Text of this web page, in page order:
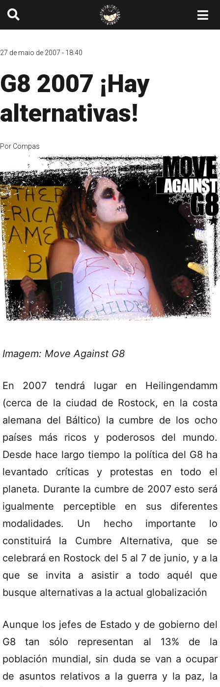
27 de maio de 2007 - 18:40
G8 2007 ¡Hay
alternativas!
Por Compas
Imagem: Move Against G8
En 2007 tendrá lugar en Heilingendamm
(cerca de la ciudad de Rostock, en la costa
alemana del Báltico) la cumbre de los ocho
países más ricos y poderosos del mundo.
Desde hace largo tiempo la política del G8 ha
levantado críticas y protestas en todo el
planeta. Durante la cumbre de 2007 esto será
igualmente perceptible en sus diferentes
modalidades. Un hecho importante lo
constituirá la Cumbre Alternativa, que se
celebrará en Rostock del 5 al 7 de junio, y a la
que se invita a asistir a todo aquél que
busque alternativas a la actual globalización
Aunque los jefes de Estado y de gobierno del
G8 tan sólo representan al 13% de la
población mundial, sin duda se van a ocupar
de asuntos relativos a la guerra y la paz, la